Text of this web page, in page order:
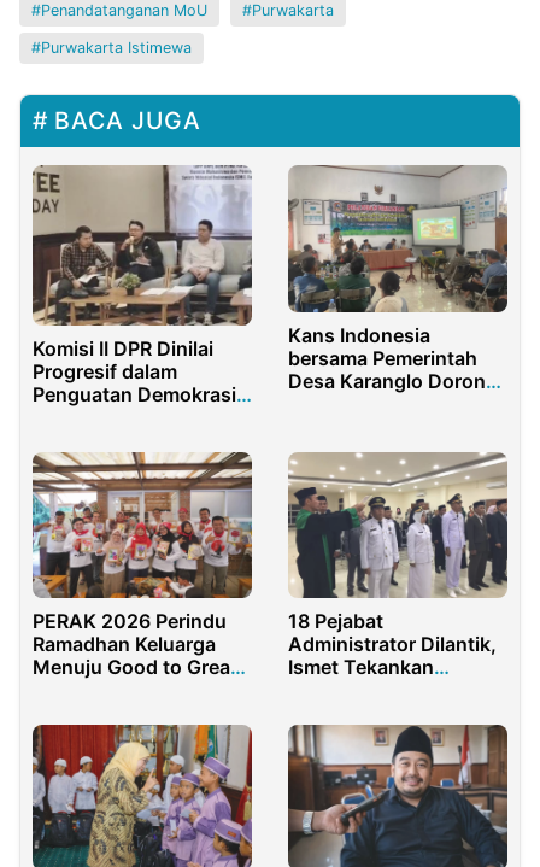
Penandatanganan MoU Purwakarta
Purwakarta Istimewa
BACA JUGA
Komisi II DPR Dinilai
Progresif dalam
Penguatan Demokrasi
Kans Indonesia
bersama Pemerintah
Desa Karanglo Dorong
Pengolahan Lahan
PERAK 2026 Perindu
Ramadhan Keluarga
Menuju Good to Great
18 Pejabat
Administrator Dilantik,
Ismet Tekankan